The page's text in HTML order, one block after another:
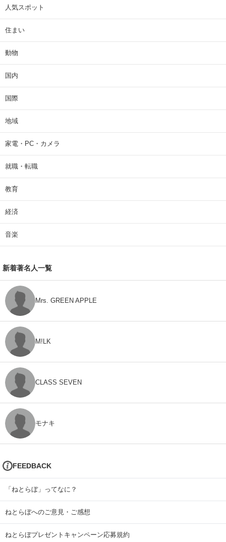
人気スポット
住まい
動物
国内
国際
地域
家電・PC・カメラ
就職・転職
教育
経済
音楽
新着著名人一覧
Mrs. GREEN APPLE
M!LK
CLASS SEVEN
モナキ
FEEDBACK
「ねとらぼ」ってなに？
ねとらぼへのご意見・ご感想
ねとらぼプレゼントキャンペーン応募規約